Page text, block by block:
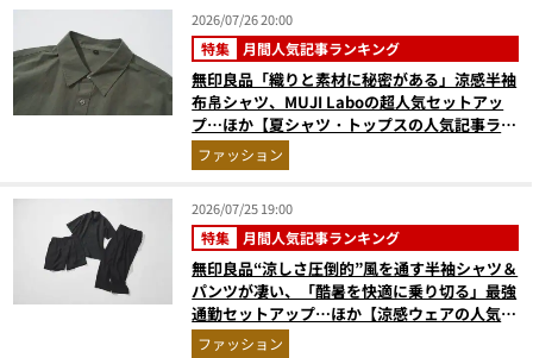
2026/07/26 20:00
特集 月間人気記事ランキング
無印良品「織りと素材に秘密がある」涼感半袖
布帛シャツ、MUJI Laboの超人気セットアッ
プ…ほか【夏シャツ・トップスの人気記事ラン
キングベスト3】（2026年6月版）
ファッション
2026/07/25 19:00
特集 月間人気記事ランキング
無印良品“涼しさ圧倒的”風を通す半袖シャツ＆
パンツが凄い、「酷暑を快適に乗り切る」最強
通勤セットアップ…ほか【涼感ウェアの人気記
事ランキングベスト3】（2026年6月版）
ファッション